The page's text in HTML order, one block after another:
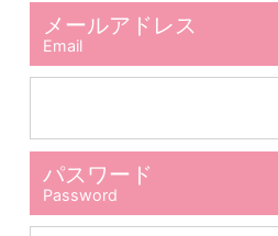
メールアドレス
Email
パスワード
Password